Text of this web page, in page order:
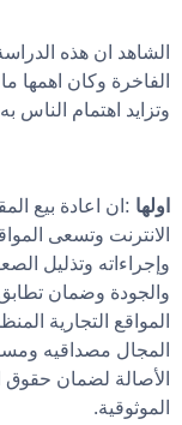
الشاهد ان هذه
الفاخرة وكان اهمها
وتزايد اهتمام الناس
اولها : ان اعادة بيع
الانترنت وتسعى
وإجراءاته وتذليل
والجودة وضمان
المواقع التجارية
المجال مصداقيه
الأصالة لضمان حقوق
الموثوقية.